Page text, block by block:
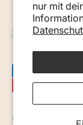
nur mit
Österreich
© 2026, Monkey